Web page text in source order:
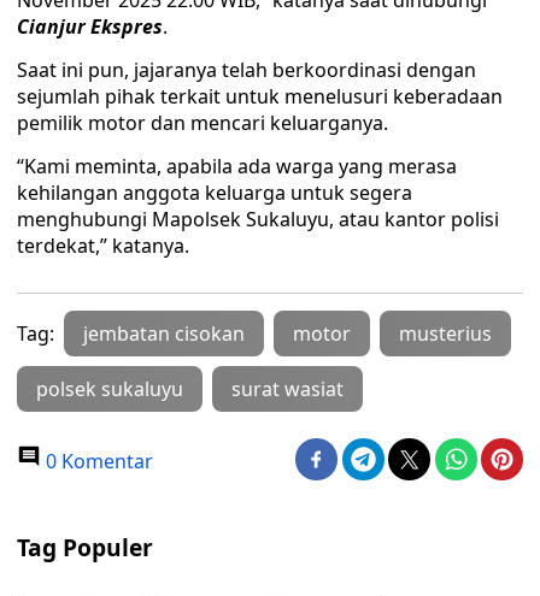
Cianjur Ekspres.
Saat ini pun, jajaranya telah berkoordinasi dengan
sejumlah pihak terkait untuk menelusuri keberadaan
pemilik motor dan mencari keluarganya.
“Kami meminta, apabila ada warga yang merasa
kehilangan anggota keluarga untuk segera
menghubungi Mapolsek Sukaluyu, atau kantor polisi
terdekat,” katanya.
Tag: jembatan cisokan motor musterius
polsek sukaluyu surat wasiat
0 Komentar
Tag Populer